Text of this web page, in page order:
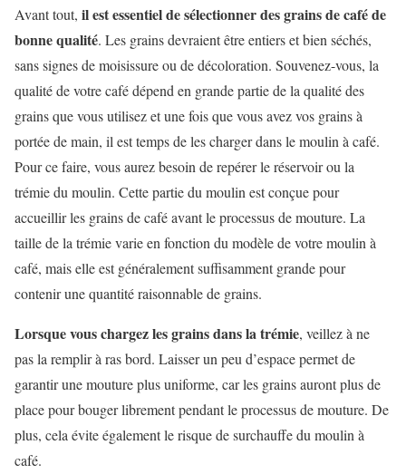
Avant tout, il est essentiel de sélectionner des grains de café de
bonne qualité. Les grains devraient être entiers et bien séchés,
sans signes de moisissure ou de décoloration. Souvenez-vous, la
qualité de votre café dépend en grande partie de la qualité des
grains que vous utilisez et une fois que vous avez vos grains à
portée de main, il est temps de les charger dans le moulin à café.
Pour ce faire, vous aurez besoin de repérer le réservoir ou la
trémie du moulin. Cette partie du moulin est conçue pour
accueillir les grains de café avant le processus de mouture. La
taille de la trémie varie en fonction du modèle de votre moulin à
café, mais elle est généralement suffisamment grande pour
contenir une quantité raisonnable de grains.
Lorsque vous chargez les grains dans la trémie, veillez à ne
pas la remplir à ras bord. Laisser un peu d’espace permet de
garantir une mouture plus uniforme, car les grains auront plus de
place pour bouger librement pendant le processus de mouture. De
plus, cela évite également le risque de surchauffe du moulin à
café.